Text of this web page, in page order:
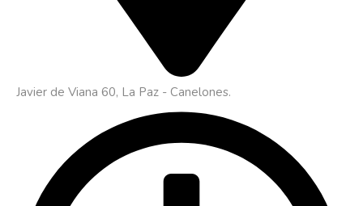
Javier de Viana 60, La Paz - Canelones.